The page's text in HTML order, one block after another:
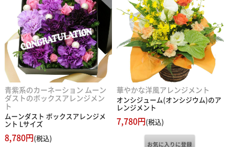
青紫系のカーネーション ムーン
ダストのボックスアレンジメン
ト
ムーンダスト ボックスアレンジメ
ント Lサイズ
8,780円(税込)
華やかな洋風アレンジメント
オンシジューム(オンシジウム)のア
レンジメント
7,780円(税込)